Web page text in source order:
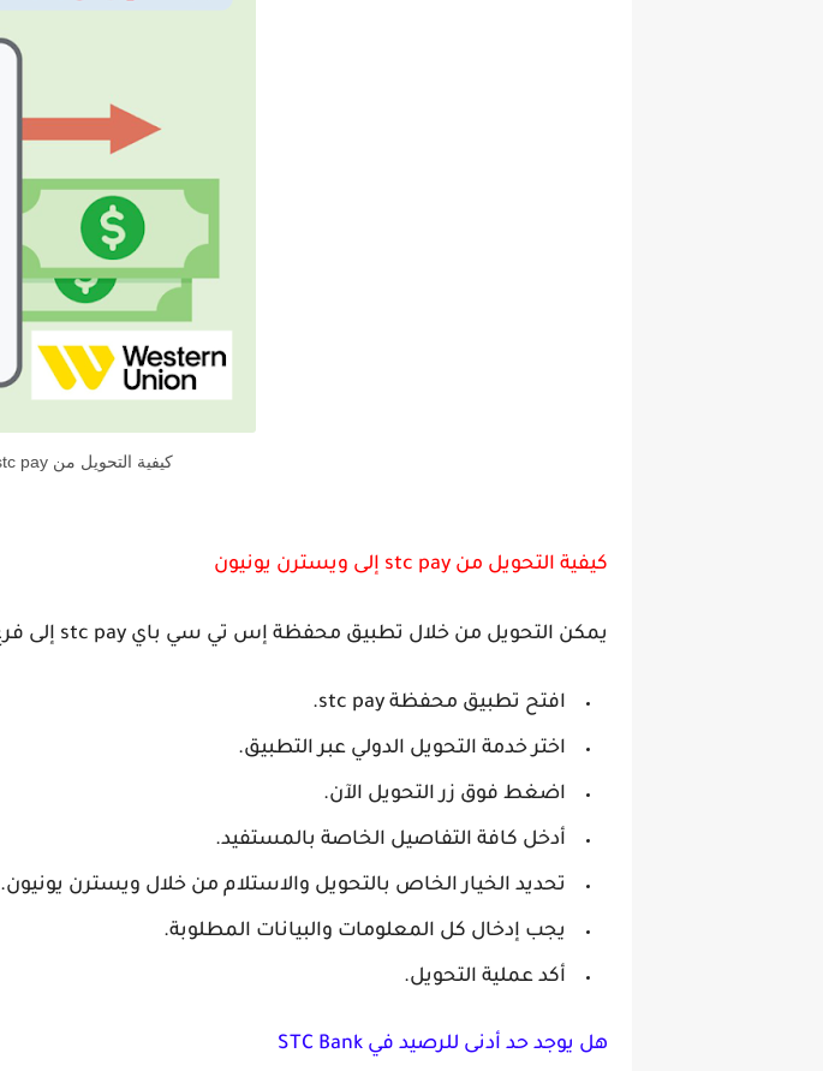
كيفية التحويل من stc pay إلى ويسترن يونيون
كيفية التحويل من stc pay إلى ويسترن يونيون
يمكن التحويل من خلال تطبيق محفظة إس تي سي باي stc pay إلى فرع ويسترن يونيون من خلال اتباع الخطوات المقبلة:
افتح تطبيق محفظة stc pay.
اختر خدمة التحويل الدولي عبر التطبيق.
اضغط فوق زر التحويل الآن.
أدخل كافة التفاصيل الخاصة بالمستفيد.
تحديد الخيار الخاص بالتحويل والاستلام من خلال ويسترن يونيون.
يجب إدخال كل المعلومات والبيانات المطلوبة.
أكد عملية التحويل.
هل يوجد حد أدنى للرصيد في STC Bank